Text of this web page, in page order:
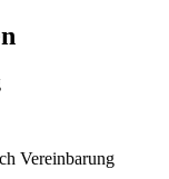
Vereinbarung